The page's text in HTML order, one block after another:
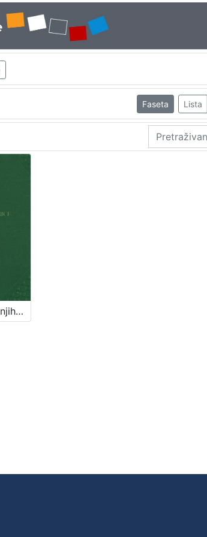
Faseta Lista
Pučke knjižnice, njihovo osnivanje i uređenje : uz pravila i popis knjiga / priredio Franjo Andres. Zagreb, 1897. [Knjiga]